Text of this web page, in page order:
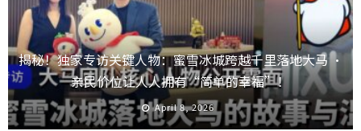
揭秘！独家专访关键人物：蜜雪冰城跨越千里落地大马 ·
亲民价位让人人拥有“简单的幸福”！
April 8, 2026